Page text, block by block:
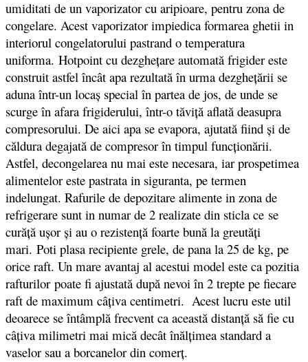
umiditati de un vaporizator cu aripioare, pentru zona de
congelare. Acest vaporizator impiedica formarea ghetii in
interiorul congelatorului pastrand o temperatura
uniforma. Hotpoint cu dezgheţare automată frigider este
construit astfel încât apa rezultată în urma dezgheţării se
aduna într-un locaş special în partea de jos, de unde se
scurge în afara frigiderului, într-o tăviţă aflată deasupra
compresorului. De aici apa se evapora, ajutată fiind şi de
căldura degajată de compresor în timpul funcţionării.
Astfel, decongelarea nu mai este necesara, iar prospetimea
alimentelor este pastrata in siguranta, pe termen
indelungat. Rafurile de depozitare alimente in zona de
refrigerare sunt in numar de 2 realizate din sticla ce se
curăță ușor și au o rezistență foarte bună la greutăți
mari. Poti plasa recipiente grele, de pana la 25 de kg, pe
orice raft. Un mare avantaj al acestui model este ca pozitia
rafturilor poate fi ajustată după nevoi în 2 trepte pe fiecare
raft de maximum câţiva centimetri. Acest lucru este util
deoarece se întâmplă frecvent ca această distanţă să fie cu
câţiva milimetri mai mică decât înălţimea standard a
vaselor sau a borcanelor din comerţ.